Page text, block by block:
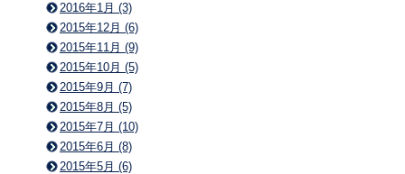
2016年1月 (3)
2015年12月 (6)
2015年11月 (9)
2015年10月 (5)
2015年9月 (7)
2015年8月 (5)
2015年7月 (10)
2015年6月 (8)
2015年5月 (6)